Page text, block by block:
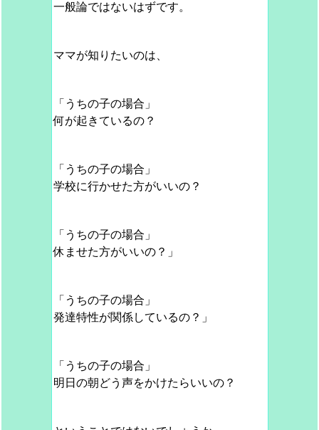
一般論ではないはずです。
ママが知りたいのは、
「うちの子の場合」
何が起きているの？
「うちの子の場合」
学校に行かせた方がいいの？
「うちの子の場合」
休ませた方がいいの？」
「うちの子の場合」
発達特性が関係しているの？」
「うちの子の場合」
明日の朝どう声をかけたらいいの？